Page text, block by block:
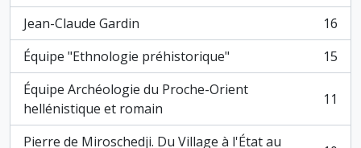
Jean-Claude Gardin
, 16 résultats
16
Équipe "Ethnologie préhistorique"
, 15 résultats
15
Équipe Archéologie du Proche-Orient
hellénistique et romain
, 11 résultats 11
Pierre de Miroschedji. Du Village à l'État au